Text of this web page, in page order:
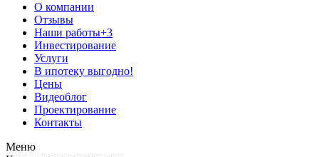
О компании
Отзывы
Наши работы+3
Инвестирование
Услуги
В ипотеку выгодно!
Цены
Видеоблог
Проектирование
Контакты
Меню